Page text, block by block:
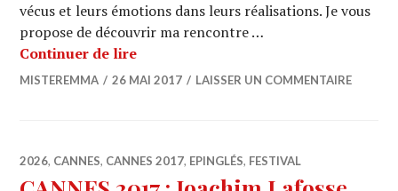
vécus et leurs émotions dans leurs réalisations. Je vous
propose de découvrir ma rencontre …
Continuer de lireCANNES 2017 : Femmes de cinéma
MISTEREMMA 26 MAI 2017 LAISSER UN COMMENTAIRE
2026, CANNES, CANNES 2017, EPINGLÉS, FESTIVAL